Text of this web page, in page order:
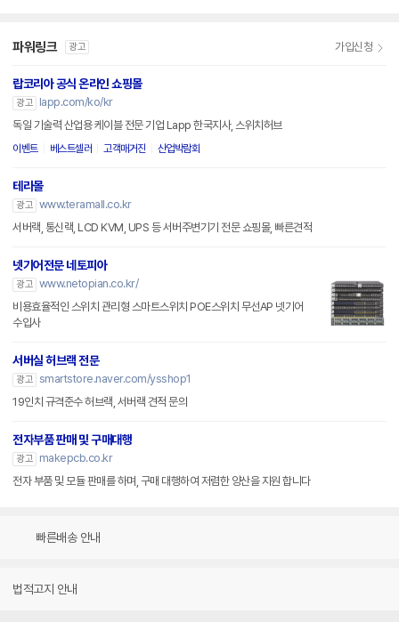
파워링크 광고 가입신청
랍코리아 공식 온라인 쇼핑몰
광고
lapp.com/ko/kr
독일 기술력 산업용 케이블 전문 기업 Lapp 한국지사, 스위치허브
이벤트 베스트셀러 고객매거진 산업박람회
테라몰
광고 www.teramall.co.kr
서버랙, 통신랙, LCD KVM, UPS 등 서버주변기기 전문 쇼핑몰, 빠른견적
넷기어전문 네토피아
광고 www.netopian.co.kr/
비용효율적인 스위치 관리형 스마트스위치 POE스위치 무선AP 넷기어
수입사
서버실 허브랙 전문
광고 smartstore.naver.com/ysshop1
19인치 규격준수 허브랙, 서버랙 견적 문의
전자부품 판매 및 구매대행
광고
makepcb.co.kr
전자 부품 및 모듈 판매를 하며, 구매 대행하여 저렴한 양산을 지원 합니다
빠른배송 안내
법적고지 안내